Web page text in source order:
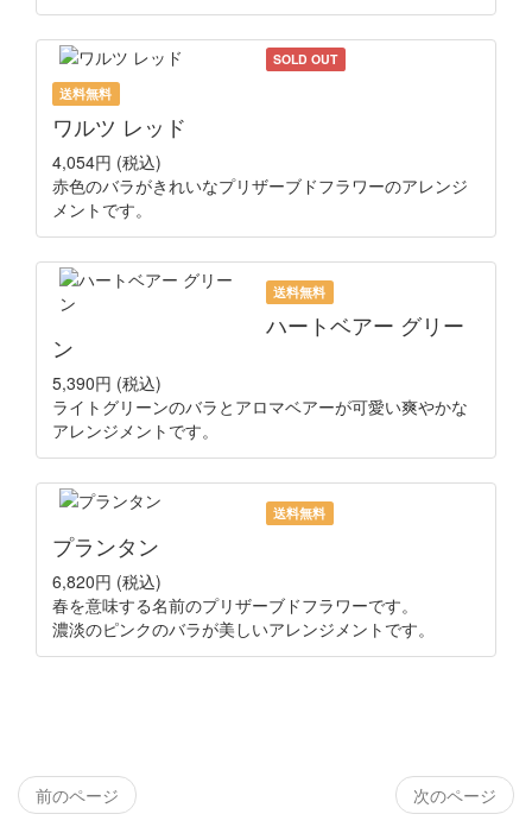
SOLD OUT
送料無料
ワルツ レッド
4,054円 (税込)
赤色のバラがきれいなプリザーブドフラワーのアレンジ
メントです。
送料無料
ハートベアー グリー
ン
5,390円 (税込)
ライトグリーンのバラとアロマベアーが可愛い爽やかな
アレンジメントです。
送料無料
プランタン
6,820円 (税込)
春を意味する名前のプリザーブドフラワーです。
濃淡のピンクのバラが美しいアレンジメントです。
前のページ 次のページ